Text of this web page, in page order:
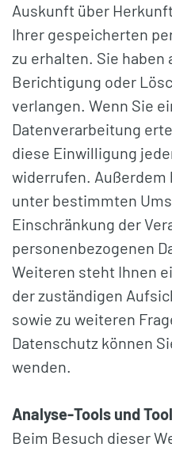
Auskunft über
Ihrer gespeicherten
zu erhalten. Sie haben
Berichtigung oder
verlangen. Wenn Sie
Datenverarbeitung
diese Einwilligung
widerrufen. Außerdem
unter bestimmten
Einschränkung der
personenbezogenen
Weiteren steht Ihnen
der zuständigen
sowie zu weiteren
Datenschutz können
wenden.
Analyse-Tools und
Beim Besuch dieser